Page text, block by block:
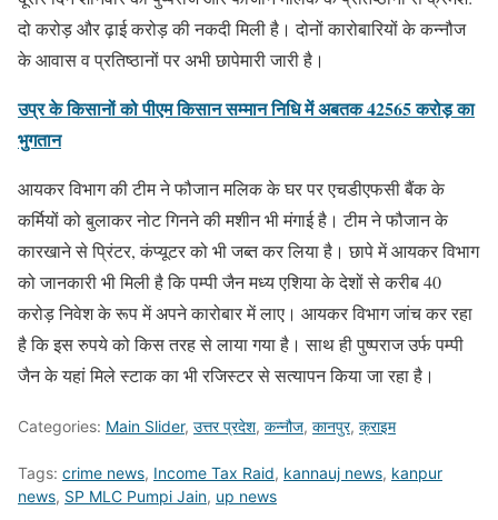
दो करोड़ और ढ़ाई करोड़ की नकदी मिली है। दोनों कारोबारियों के कन्नौज
के आवास व प्रतिष्ठानों पर अभी छापेमारी जारी है।
उप्र के किसानों को पीएम किसान सम्मान निधि में अबतक 42565 करोड़ का
भुगतान
आयकर विभाग की टीम ने फौजान मलिक के घर पर एचडीएफसी बैंक के
कर्मियों को बुलाकर नोट गिनने की मशीन भी मंगाई है। टीम ने फौजान के
कारखाने से प्रिंटर, कंप्यूटर को भी जब्त कर लिया है। छापे में आयकर विभाग
को जानकारी भी मिली है कि पम्पी जैन मध्य एशिया के देशों से करीब 40
करोड़ निवेश के रूप में अपने कारोबार में लाए। आयकर विभाग जांच कर रहा
है कि इस रुपये को किस तरह से लाया गया है। साथ ही पुष्पराज उर्फ पम्पी
जैन के यहां मिले स्टाक का भी रजिस्टर से सत्यापन किया जा रहा है।
Categories: Main Slider, उत्तर प्रदेश, कन्नौज, कानपुर, क्राइम
Tags: crime news, Income Tax Raid, kannauj news, kanpur
news, SP MLC Pumpi Jain, up news